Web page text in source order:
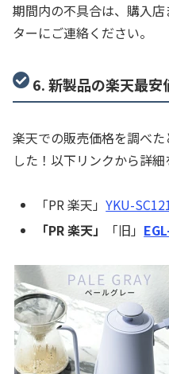
期間内の不具合は、購入
ターにご連絡ください。
6. 新製品の楽天最安
楽天での販売価格を調べ
した！以下リンクから詳細
「PR 楽天」YKU-
「PR 楽天」
「旧」